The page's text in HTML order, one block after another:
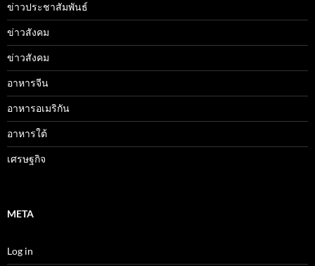
ข่าวประชาสัมพันธ์
ข่าวสังคม
ข่าวสังคม
อาหารจีน
อาหารอเมริกัน
อาหารใต้
เศรษฐกิจ
META
Log in